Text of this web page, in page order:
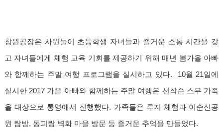
창원공장은 사원들이 초등학생 자녀들과 즐거운 소통 시간을 갖
고 자녀들에게 체험 교육 기회를 제공하기 위해 매년 봄가을 아빠
와 함께하는 주말 여행 프로그램을 실시하고 있다. 10월 21일에
실시한 2017 가을 아빠와 함께하는 주말 여행은 선착순 스무 가족
을 대상으로 통영에서 진행했다. 가족들은 루지 체험과 이순신공
원 탐방, 동피랑 벽화 마을 방문 등 즐거운 추억을 만들었다.